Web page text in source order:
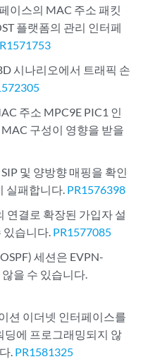
이스의 MAC 주소 패킷
플랫폼의 관리 인터페
시나리오에서 트래픽 손
주소 MPC9E PIC1 인
구성이 영향을 받을
및 양방향 매핑을 확인
실패합니다. PR1576398
연결로 확장된 가입자 설
있습니다. PR1577085
세션은 EVPN-
을 수 있습니다.
션 이더넷 인터페이스를
딩에 프로그래밍되지 않
. PR1581325